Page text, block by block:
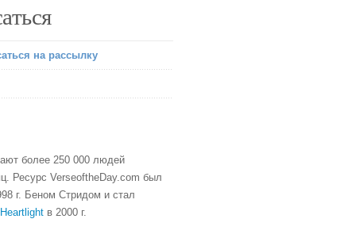
на рассылку
более 250 000 людей
Ресурс VerseoftheDay.com был
г. Беном Стридом и стал
Heartlight в 2000 г.